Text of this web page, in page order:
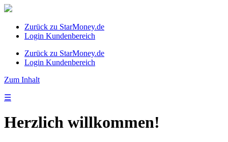
Zurück zu StarMoney.de
Login Kundenbereich
Zurück zu StarMoney.de
Login Kundenbereich
Zum Inhalt
☰
Herzlich willkommen!